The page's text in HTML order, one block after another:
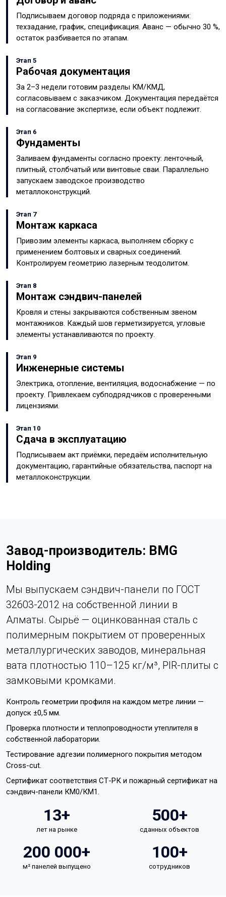
Подписываем договор подряда с приложениями:
техзадание, график, спецификация. Аванс — обычно 30 %,
остаток разбивается по этапам.
Этап 5
Рабочая документация
За 2–3 недели готовим разделы КМ/КМД,
согласовываем с заказчиком. Документация передаётся
на согласование экспертизе, если объект подлежит.
Этап 6
Фундаменты
Заливаем фундаменты согласно проекту: ленточный,
плитный, столбчатый или винтовые сваи. Параллельно
запускаем заводское производство
металлоконструкций.
Этап 7
Монтаж каркаса
Привозим элементы каркаса, выполняем сборку с
применением болтовых и сварных соединений.
Контролируем геометрию лазерным теодолитом.
Этап 8
Монтаж сэндвич-панелей
Кровля и стены закрываются собственным звеном
монтажников. Каждый шов герметизируется, угловые
элементы устанавливаются по проекту.
Этап 9
Инженерные системы
Электрика, отопление, вентиляция, водоснабжение — по
проекту. Привлекаем субподрядчиков с проверенными
лицензиями.
Этап 10
Сдача в эксплуатацию
Подписываем акт приёмки, передаём исполнительную
документацию, гарантийные обязательства, паспорт на
металлоконструкции.
Завод-производитель: BMG
Holding
Мы выпускаем сэндвич-панели по ГОСТ
32603-2012 на собственной линии в
Алматы. Сырьё — оцинкованная сталь с
полимерным покрытием от проверенных
металлургических заводов, минеральная
вата плотностью 110–125 кг/м³, PIR-плиты с
замковыми кромками.
Контроль геометрии профиля на каждом метре линии —
допуск ±0,5 мм.
Проверка плотности и теплопроводности утеплителя в
собственной лаборатории.
Тестирование адгезии полимерного покрытия методом
Cross-cut.
Сертификат соответствия СТ-РК и пожарный сертификат на
сэндвич-панели КМ0/КМ1.
13+
лет на рынке
500+
сданных объектов
200 000+
м² панелей выпущено
100+
сотрудников